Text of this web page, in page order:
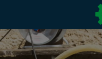
nội
dung